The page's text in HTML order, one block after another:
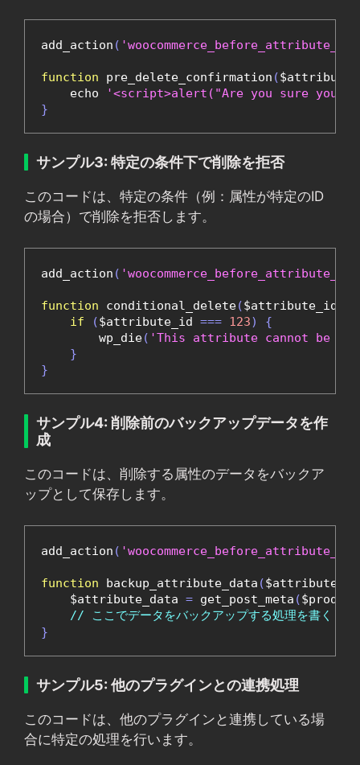
add_action (
function pre_delete_confirmation (
    echo
'<script>alert("Are you sure you
}
サンプル3: 特定の条件下で削除を拒否
このコードは、特定の条件（例：属性が特定のID
の場合）で削除を拒否します。
add_action (
function conditional_delete($attribute_id
if
($attribute_id === 123)
{
        wp_die
( 'This attribute cannot be
}
}
サンプル4: 削除前のバックアップデータを作
成
このコードは、削除する属性のデータをバックア
ップとして保存します。
add_action (
function backup_attribute_data ($attribute_id
    $attribute_data
= get_post_meta (
// ここでデータをバックアップする処理を書く
}
サンプル5: 他のプラグインとの連携処理
このコードは、他のプラグインと連携している場
合に特定の処理を行います。